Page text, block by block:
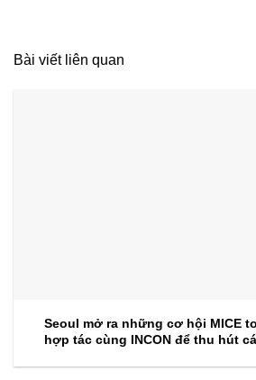
Bài viết liên quan
Seoul mở ra những cơ hội MICE
hợp tác cùng INCON để thu hút